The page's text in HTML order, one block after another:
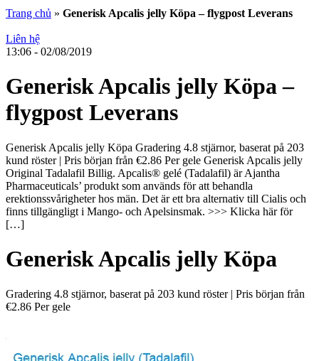
Trang chủ » Generisk Apcalis jelly Köpa – flygpost Leverans
Liên hệ
13:06 - 02/08/2019
Generisk Apcalis jelly Köpa –
flygpost Leverans
Generisk Apcalis jelly Köpa Gradering 4.8 stjärnor, baserat på 203
kund röster | Pris början från €2.86 Per gele Generisk Apcalis jelly
Original Tadalafil Billig. Apcalis® gelé (Tadalafil) är Ajantha
Pharmaceuticals’ produkt som används för att behandla
erektionssvårigheter hos män. Det är ett bra alternativ till Cialis och
finns tillgängligt i Mango- och Apelsinsmak. >>> Klicka här för
[…]
Generisk Apcalis jelly Köpa
Gradering 4.8 stjärnor, baserat på 203 kund röster| Pris början från
€2.86 Per gele